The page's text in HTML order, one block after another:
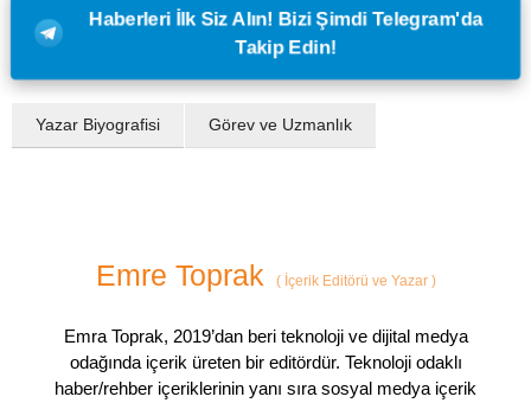
Haberleri İlk Siz Alın! Bizi Şimdi Telegram'da
Takip Edin!
Yazar Biyografisi Görev ve Uzmanlık
Emre Toprak (İçerik Editörü ve Yazar )
Emra Toprak, 2019’dan beri teknoloji ve dijital medya
odağında içerik üreten bir editördür. Teknoloji odaklı
haber/rehber içeriklerinin yanı sıra sosyal medya içerik